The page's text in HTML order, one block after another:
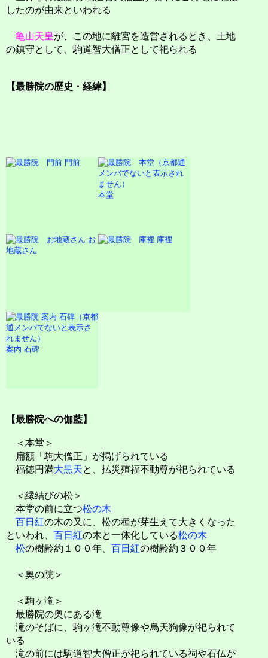
したのが由来といわれる
亀山天皇が、この地に離宮を造営されるとき、土地
の鎮守として、駒道智大僧正として祀られる
【最勝院の歴史・経緯】
門前
本堂
お
地蔵さん
庫裡
案内 石碑
【最勝院への伽藍】
＜本堂＞
扁額「駒大僧正」が掲げられている
福徳円満大黒天と、払災殖福不動尊が祀られている
＜縁結びの松＞
本堂の前に立つ松の木
百日紅の木の又に、松の種が芽生えて大きくなった
といわれ、 百日紅の木と一体化している松の木
松の樹齢約１００年、 百日紅の樹齢約３００年
＜奥の院＞
＜駒ヶ滝＞
最勝院の奥にある滝
滝のそばに、駒ヶ滝不動尊像や烏天狗像が祀られて
いる
滝の前には駒道智大僧正が祀られている祠や石仏が